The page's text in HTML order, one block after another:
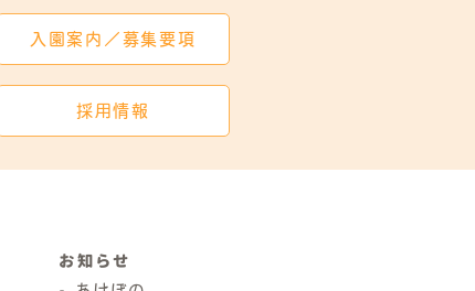
入園案内／募集要項
採用情報
お知らせ